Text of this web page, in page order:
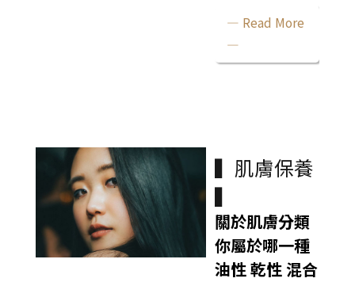
— Read More
—
▍肌膚保養
▍
關於肌膚分類
你屬於哪一種
油性 乾性 混合